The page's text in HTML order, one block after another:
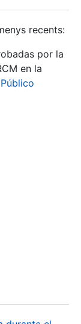
recents:
por la
en la